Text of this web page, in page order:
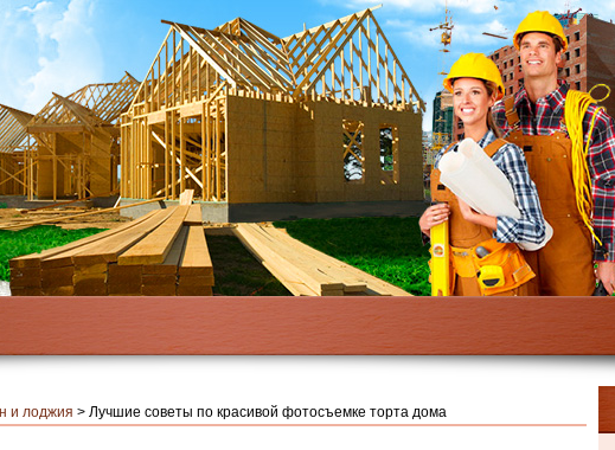
и лоджия > Лучшие советы по красивой фотосъемке торта дома